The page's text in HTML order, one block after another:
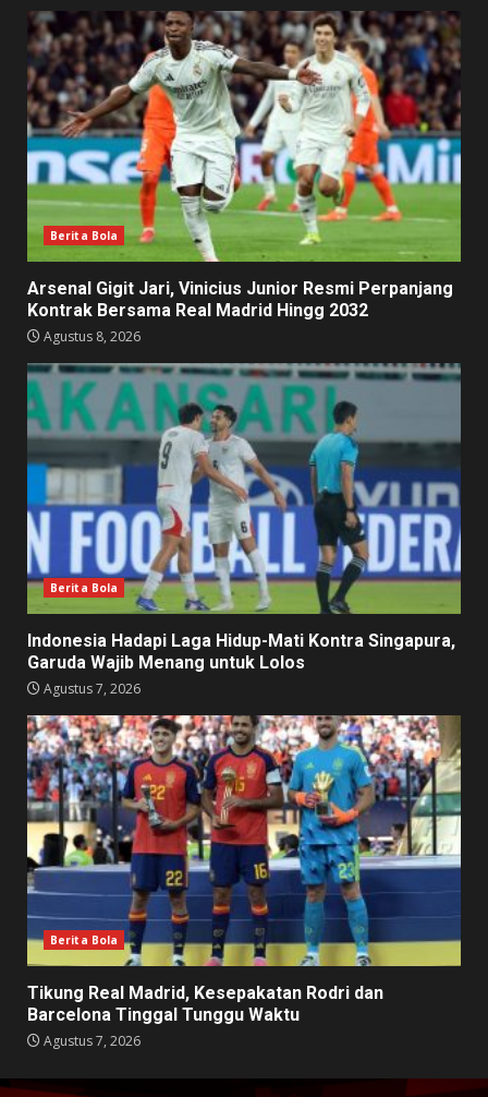
Berita Bola
Arsenal Gigit Jari, Vinicius Junior Resmi Perpanjang
Kontrak Bersama Real Madrid Hingg 2032
Agustus 8, 2026
Berita Bola
Indonesia Hadapi Laga Hidup-Mati Kontra Singapura,
Garuda Wajib Menang untuk Lolos
Agustus 7, 2026
Berita Bola
Tikung Real Madrid, Kesepakatan Rodri dan
Barcelona Tinggal Tunggu Waktu
Agustus 7, 2026